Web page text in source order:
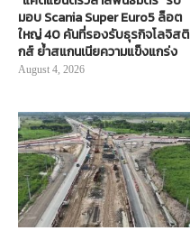
มอบ Scania Super Euro5 ล็อต
ใหญ่ 40 คันที่รองรับธุรกิจโลจิสติ
กส์ ย้ำสแกนเนียความแข็งแกร่ง
August 4, 2026